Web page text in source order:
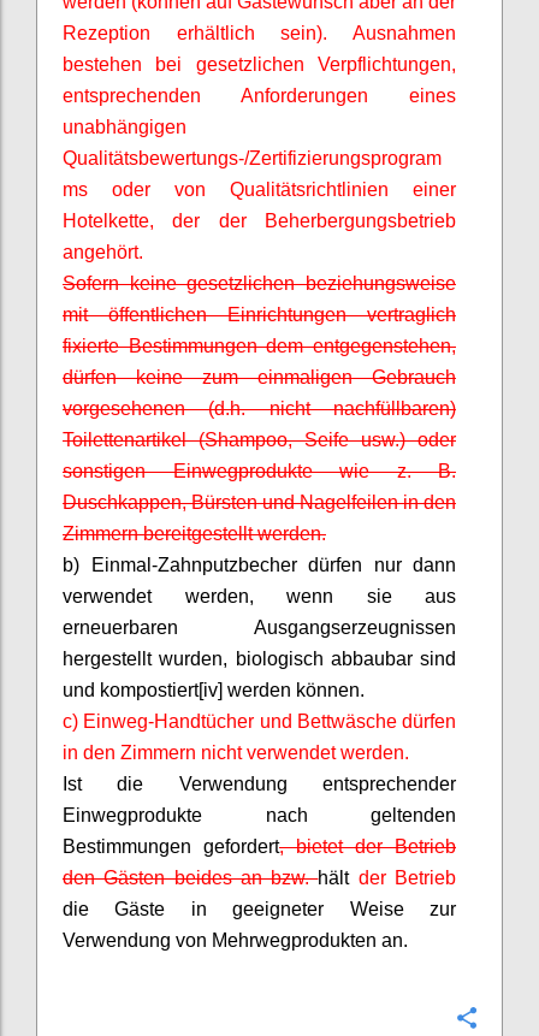
Rezeption erhältlich sein). Ausnahmen
bestehen bei gesetzlichen Verpflichtungen,
entsprechenden Anforderungen eines
unabhängigen
Qualitätsbewertungs-/Zertifizierungsprogram
ms oder von Qualitätsrichtlinien einer
Hotelkette, der der Beherbergungsbetrieb
angehört.
Sofern keine gesetzlichen beziehungsweise
mit öffentlichen Einrichtungen vertraglich
fixierte Bestimmungen dem entgegenstehen,
dürfen keine zum einmaligen Gebrauch
vorgesehenen (d.h. nicht nachfüllbaren)
Toilettenartikel (Shampoo, Seife usw.) oder
sonstigen Einwegprodukte wie z. B.
Duschkappen, Bürsten und Nagelfeilen in den
Zimmern bereitgestellt werden.
b) Einmal-Zahnputzbecher dürfen nur dann
verwendet werden, wenn sie aus
erneuerbaren Ausgangserzeugnissen
hergestellt wurden, biologisch abbaubar sind
und kompostiert[iv] werden können.
c) Einweg-Handtücher und Bettwäsche dürfen
in den Zimmern nicht verwendet werden.
Ist die Verwendung entsprechender
Einwegprodukte nach geltenden
Bestimmungen gefordert, bietet der Betrieb
den Gästen beides an bzw.hält der Betrieb
die Gäste in geeigneter Weise zur
Verwendung von Mehrwegprodukten an.